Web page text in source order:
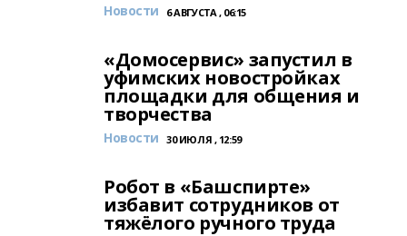
Новости 6 АВГУСТА , 06:15
«Домосервис» запустил в
уфимских новостройках
площадки для общения и
творчества
Новости 30 ИЮЛЯ , 12:59
Робот в «Башспирте»
избавит сотрудников от
тяжёлого ручного труда